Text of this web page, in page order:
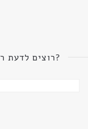
רוצים לדעת ראשונים כשעולה פוסט חדש?